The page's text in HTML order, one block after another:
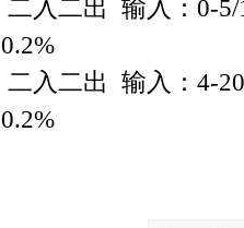
二入二出 输入：0-5/
0.2%
二入二出 输入：4-
0.2%